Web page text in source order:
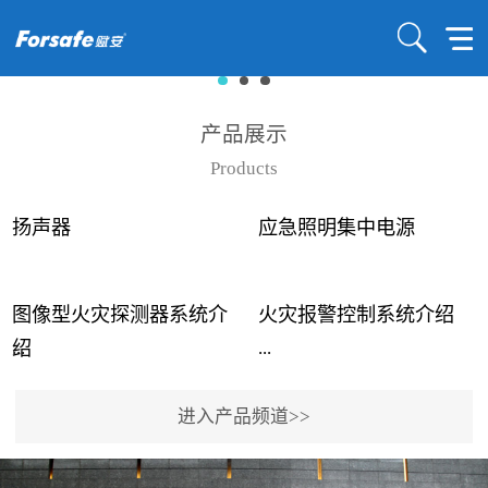
产品展示
Products
扬声器 应急照明集中电源
图像型火灾探测器系统介
绍
...
事故频发，传统的火灾探
火灾报警控制系统介绍
...
用了具有仲裁机制和冗余
进入产品频道>>